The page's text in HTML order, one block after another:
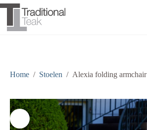
Ga
inhoud
Home / Stoelen / Alexia folding armchair